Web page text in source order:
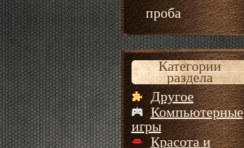
проба
Категории
раздела
Другое
Компьютерные
игры
Красота и